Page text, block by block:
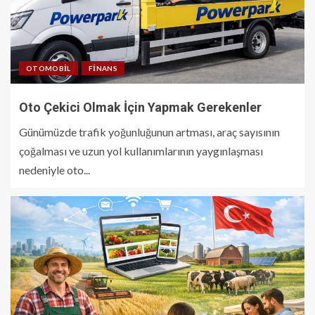
OTOMOBIL FINANS
Oto Çekici Olmak İçin Yapmak Gerekenler
Günümüzde trafik yoğunluğunun artması, araç sayısının
çoğalması ve uzun yol kullanımlarının yaygınlaşması
nedeniyle oto...